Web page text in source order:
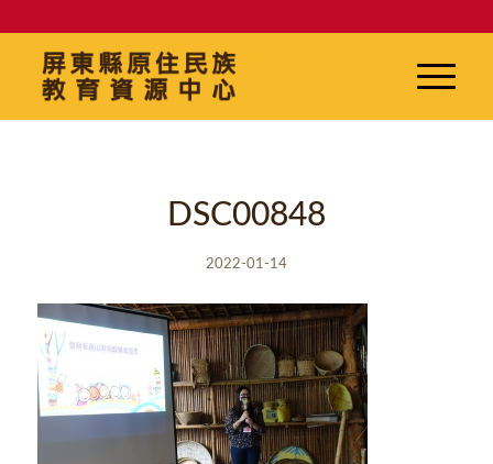
DSC00848
2022-01-14